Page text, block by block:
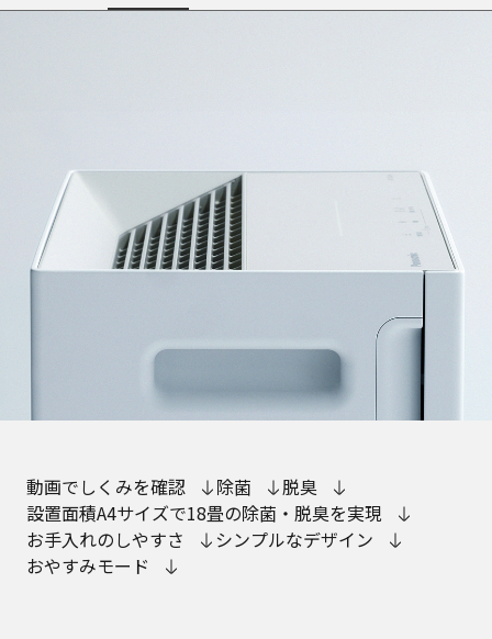
動画でしくみを確認 除菌
脱臭
設置面積A4サイズで18畳の除菌・脱臭を実現
お手入れのしやすさ
シンプルなデザイン
おやすみモード